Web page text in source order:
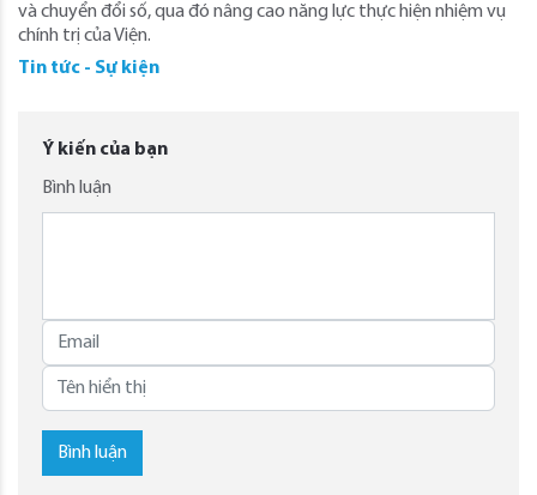
và chuyển đổi số, qua đó nâng cao năng lực thực hiện nhiệm vụ
chính trị của Viện.
Tin tức - Sự kiện
Ý kiến của bạn
Bình luận
Bình luận